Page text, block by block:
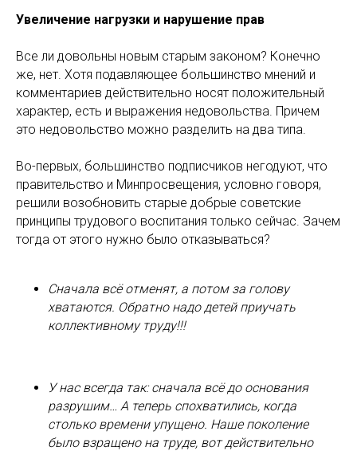
Увеличение нагрузки и нарушение прав
Все ли довольны новым старым законом? Конечно
же, нет. Хотя подавляющее большинство мнений и
комментариев действительно носят положительный
характер, есть и выражения недовольства. Причем
это недовольство можно разделить на два типа.
Во-первых, большинство подписчиков негодуют, что
правительство и Минпросвещения, условно говоря,
решили возобновить старые добрые советские
принципы трудового воспитания только сейчас. Зачем
тогда от этого нужно было отказываться?
Сначала всё отменят, а потом за голову
хватаются. Обратно надо детей приучать
коллективному труду!!!
У нас всегда так: сначала всё до основания
разрушим… А теперь спохватились, когда
столько времени упущено. Наше поколение
было взращено на труде, вот действительно